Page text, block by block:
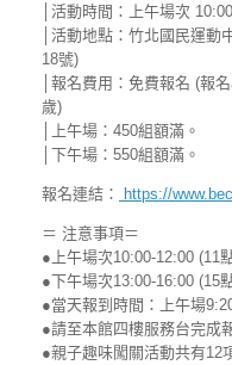
│活動時間：上午場次
│活動地點：竹北國民運
18號)
│報名費用：免費報名 (報
歲)
│上午場：450組額滿。
│下午場：550組額滿。
報名連結： https://
＝ 注意事項＝
●上午場次10:00-12:00 (11
●下午場次13:00-16:00 (15
●當天報到時間：上午場
●請至本館四樓服務台完成
●親子趣味闖關活動共有12